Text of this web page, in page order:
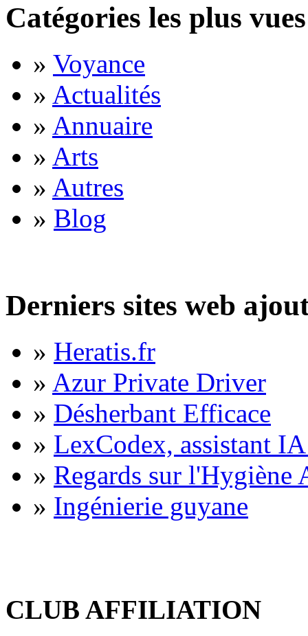
Catégories les plus vues
» Voyance
» Actualités
» Annuaire
» Arts
» Autres
» Blog
Derniers sites web
» Heratis.fr
» Azur Private Driver
» Désherbant Efficace
» LexCodex, assistant
» Regards sur l'Hygiène
» Ingénierie guyane
CLUB AFFILIATION